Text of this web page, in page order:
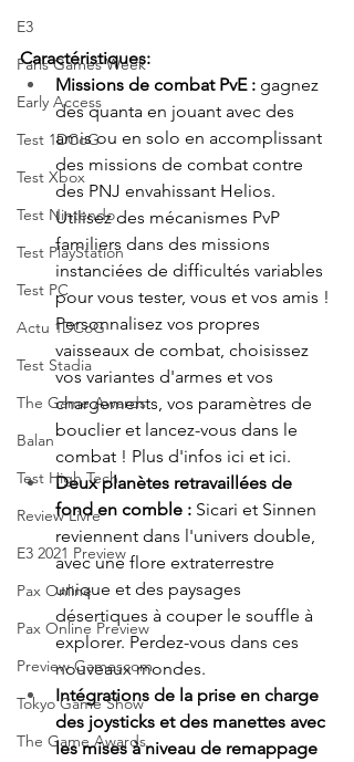
E3
Paris Games Week
Early Access
Test 1DCoG
Test Xbox
Test Nintendo
Test PlayStation
Test PC
Actu 1DCoG
Test Stadia
The Game Awards
Balan
Test High Tech
Review Livre
E3 2021 Preview
Pax Online
Pax Online Preview
Preview Gamescom
Tokyo Game Show
The Game Awards
Caractéristiques:
Missions de combat PvE : gagnez
des quanta en jouant avec des
amis ou en solo en accomplissant
des missions de combat contre
des PNJ envahissant Helios.
Utilisez des mécanismes PvP
familiers dans des missions
instanciées de difficultés variables
pour vous tester, vous et vos amis !
Personnalisez vos propres
vaisseaux de combat, choisissez
vos variantes d'armes et vos
chargements, vos paramètres de
bouclier et lancez-vous dans le
combat ! Plus d'infos ici et ici.
Deux planètes retravaillées de
fond en comble : Sicari et Sinnen
reviennent dans l'univers double,
avec une flore extraterrestre
unique et des paysages
désertiques à couper le souffle à
explorer. Perdez-vous dans ces
nouveaux mondes.
Intégrations de la prise en charge
des joysticks et des manettes avec
les mises à niveau de remappage